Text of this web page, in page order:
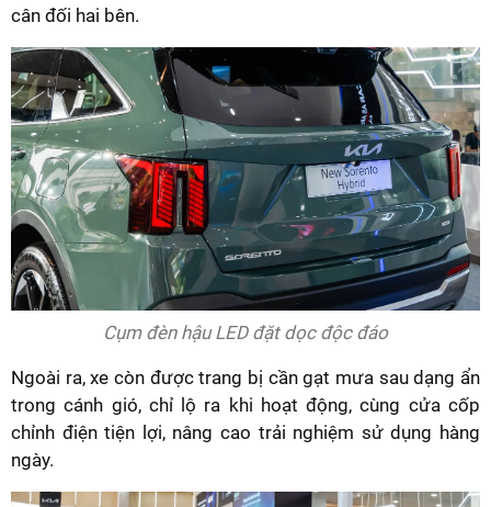
cân đối hai bên.
Cụm đèn hậu LED đặt dọc độc đáo
Ngoài ra, xe còn được trang bị cần gạt mưa sau dạng ẩn
trong cánh gió, chỉ lộ ra khi hoạt động, cùng cửa cốp
chỉnh điện tiện lợi, nâng cao trải nghiệm sử dụng hàng
ngày.